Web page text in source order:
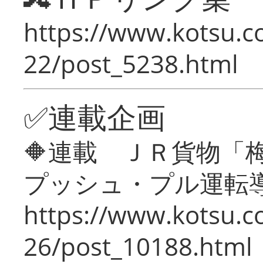
https://
22/post_5238.html
✅連載企画
🔶連載 ＪＲ貨物「
プッシュ・プル運転
https://
26/post_10188.html